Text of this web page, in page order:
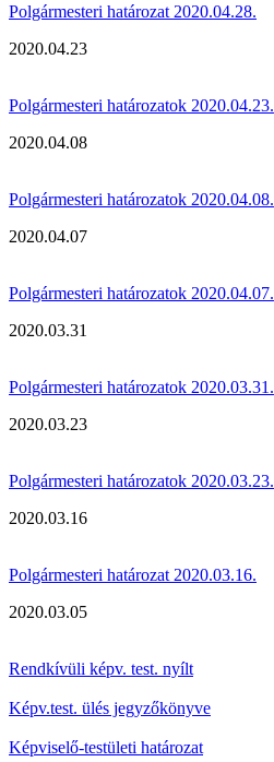
Polgármesteri határozat 2020.04.28.
2020.04.23
Polgármesteri határozatok 2020.04.23.
2020.04.08
Polgármesteri határozatok 2020.04.08.
2020.04.07
Polgármesteri határozatok 2020.04.07.
2020.03.31
Polgármesteri határozatok 2020.03.31.
2020.03.23
Polgármesteri határozatok 2020.03.23.
2020.03.16
Polgármesteri határozat 2020.03.16.
2020.03.05
Rendkívüli képv. test. nyílt
Képv.test. ülés jegyzőkönyve
Képviselő-testületi határozat